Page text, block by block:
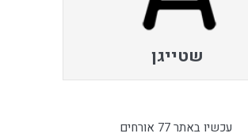
שטייגן
עכשיו באתר 77 אורחים